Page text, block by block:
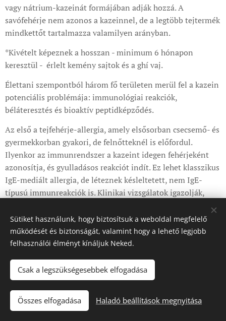
vagy nátrium-kazeinát formájában adják hozzá. A
savófehérje nem azonos a kazeinnel, de a legtöbb tejtermék
mindkettőt tartalmazza valamilyen arányban.
*Kivételt képeznek a hosszan - minimum 6 hónapon
keresztül - érlelt kemény sajtok és a ghí vaj.
Élettani szempontból három fő területen merül fel a kazein
potenciális problémája: immunológiai reakciók,
béláteresztés és bioaktív peptidképződés.
Az első a tejfehérje-allergia, amely elsősorban csecsemő- és
gyermekkorban gyakori, de felnőtteknél is előfordul.
Ilyenkor az immunrendszer a kazeint idegen fehérjeként
azonosítja, és gyulladásos reakciót indít. Ez lehet klasszikus
IgE-mediált allergia, de léteznek késleltetett, nem IgE-
típusú immunreakciók is. Klinikai vizsgálatok igazolják,
szükséges.
A második terület a béláteresztő képesség kérdése. A nem
teljesen lebontott kazeinpeptidek – különösen bizonyos
genetikai háttér esetén – fokozhatják a bélhám
immunaktivációját. Egyes vizsgálatok szerint a tejfehérjék
képesek gyulladásos citokinválaszt kiváltani érzékeny
egyéneknél. Ha a bélfal integritása sérült – például krónikus
stressz, feldolgozott étrend vagy korábbi gyulladás miatt –,
Sütiket használunk, hogy biztosítsuk a weboldal megfelelő
működését és biztonságát, valamint hogy a lehető legjobb
felhasználói élményt kínáljuk Neked.
Csak a legszükségesebbek elfogadása
Összes elfogadása Haladó beállítások megnyitása